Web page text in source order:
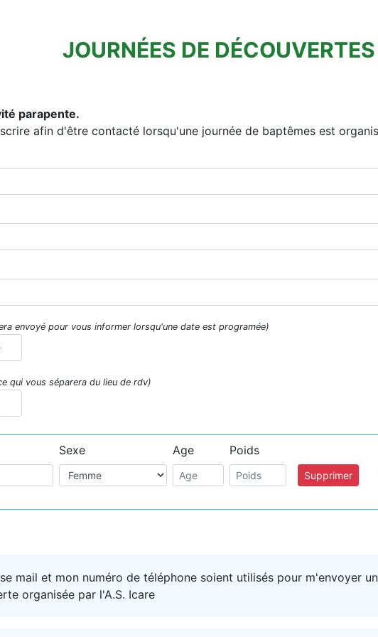
JOURNÉES DE DÉCOUVERTES
parapente.
afin d'être contacté lorsqu'une journée de baptêmes est
envoyé pour vous informer lorsqu'une date est programée)
qui vous séparera du lieu de rdv)
Sexe Age Poids
Supprimer
mail et mon numéro de téléphone soient utilisés pour m'envoyer
organisée par l'A.S. Icare